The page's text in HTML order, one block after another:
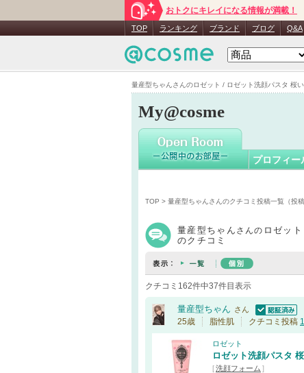
量産型ちゃんさんのロゼット / ロゼット洗顔パスタ 桜
おトクにキレイになる情報が満載！
TOP ランキング ブランド ブログ Q&A
My@cosme
量産型ち
プロフィー
TOP > 量産型ちゃんさんのクチコミ投稿一覧（投稿
量産型ちゃん さんの ロゼッ
のクチコミ
クチコミ162件中37件目表示
量産型ちゃん さん
認証済
25歳 脂性肌 クチコミ投稿
ロゼット
ロゼット洗顔パスタ
[洗顔フォーム ]